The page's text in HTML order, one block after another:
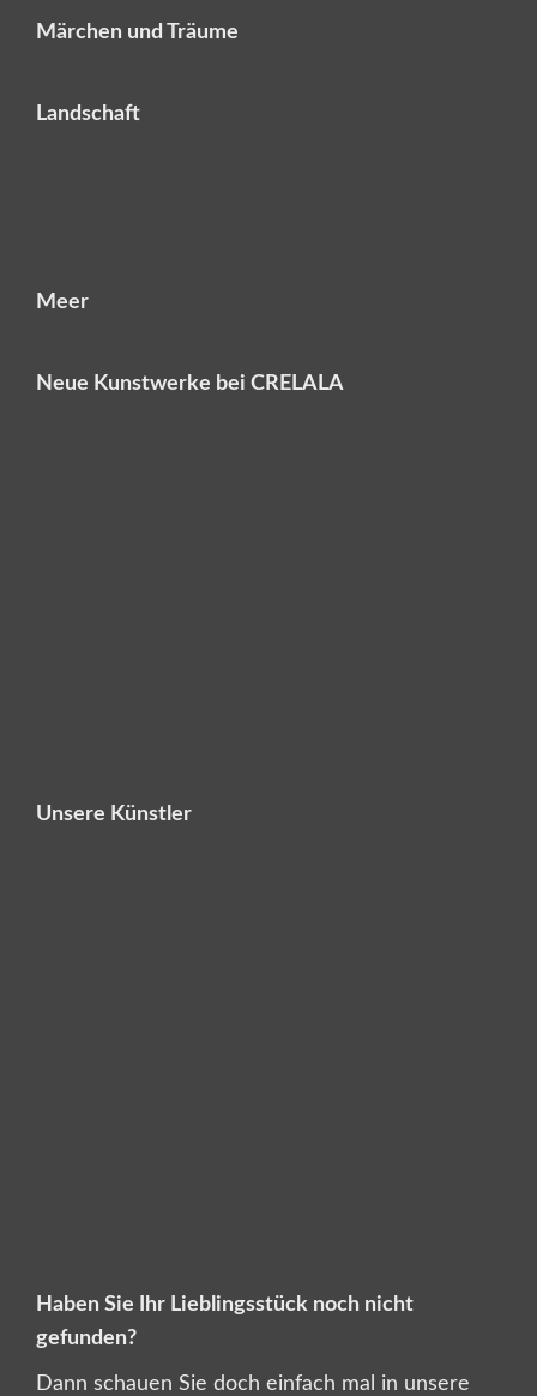
Märchen und Träume
Landschaft
Meer
Neue Kunstwerke bei CRELALA
Unsere Künstler
Haben Sie Ihr Lieblingsstück noch nicht
gefunden?
Dann schauen Sie doch einfach mal in unsere